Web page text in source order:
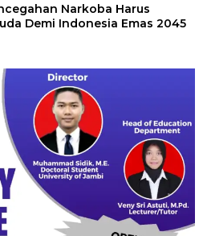
Narkoba Harus
Demi Indonesia Emas 2045